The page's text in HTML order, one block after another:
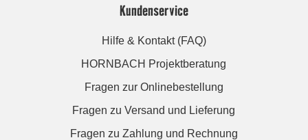
Kundenservice
Hilfe & Kontakt (FAQ)
HORNBACH Projektberatung
Fragen zur Onlinebestellung
Fragen zu Versand und Lieferung
Fragen zu Zahlung und Rechnung